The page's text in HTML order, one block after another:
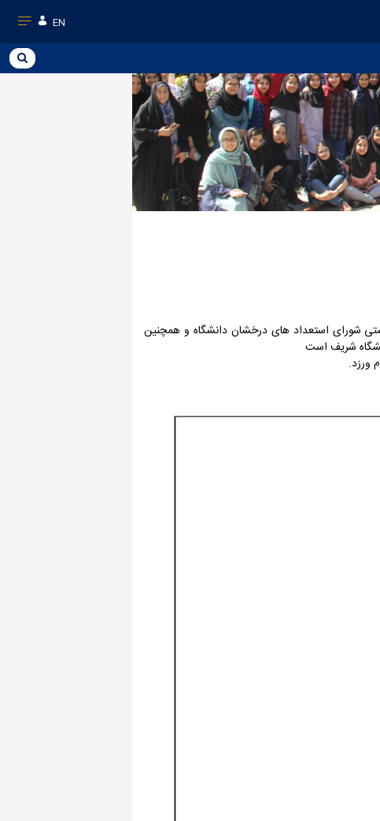
EN
شورای استعداد های درخشان دانشگاه و همچنین
شریف است
ورزد.